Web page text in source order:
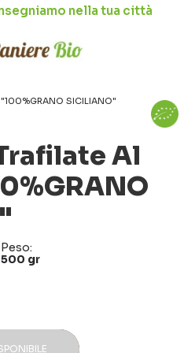
nella tua città
Al
Peso:
500 gr